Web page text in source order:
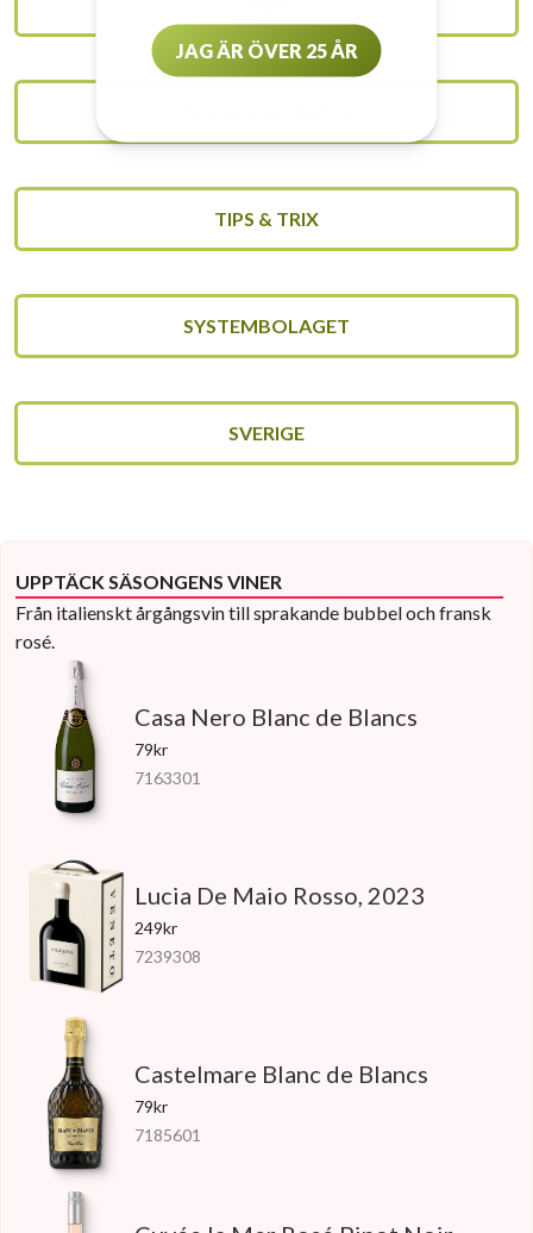
TIPS & TRIX
SYSTEMBOLAGET
SVERIGE
UPPTÄCK SÄSONGENS VINER
Från italienskt årgångsvin till sprakande bubbel och fransk
rosé.
Casa Nero Blanc de Blancs
79kr
7163301
Lucia De Maio Rosso, 2023
249kr
7239308
Castelmare Blanc de Blancs
79kr
7185601
JAG ÄR ÖVER 25 ÅR